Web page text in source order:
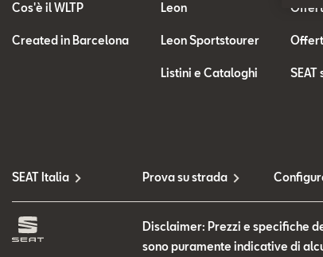
Cos'è il WLTP
Created in Barcelona
Leon
Leon Sportstourer
Listini e Cataloghi
SEAT Italia Prova su strada
Disclaimer: Prezzi e specifiche
sono puramente indicative di